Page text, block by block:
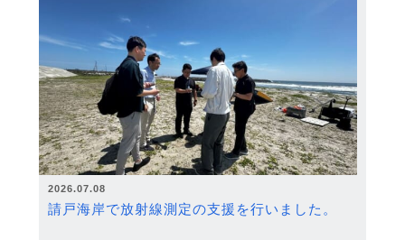
2026.07.08
請戸海岸で放射線測定の支援を行いました。